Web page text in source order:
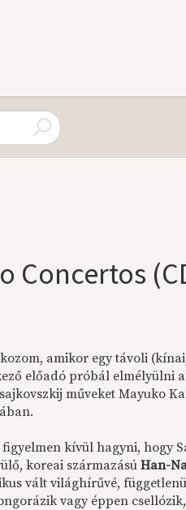
Concertos
amikor egy távoli
előadó próbál elmélyülni
műveket Mayuko
kívül hagyni, hogy
koreai származásúHan-
vált világhírűvé,
vagy éppen